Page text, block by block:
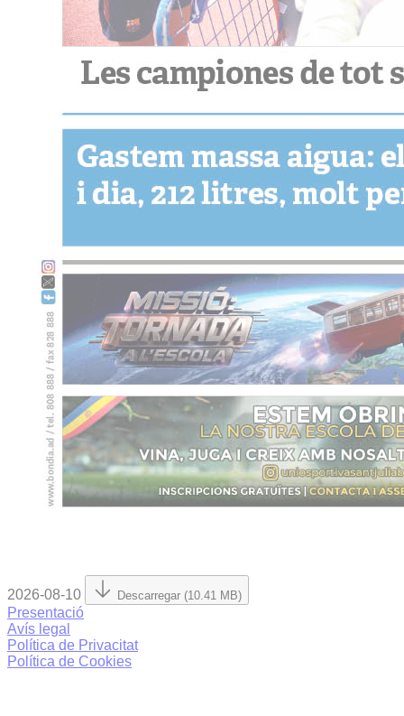
2026-08-10 Descarregar (10.41 MB)
Presentació
Avís legal
Política de Privacitat
Política de Cookies